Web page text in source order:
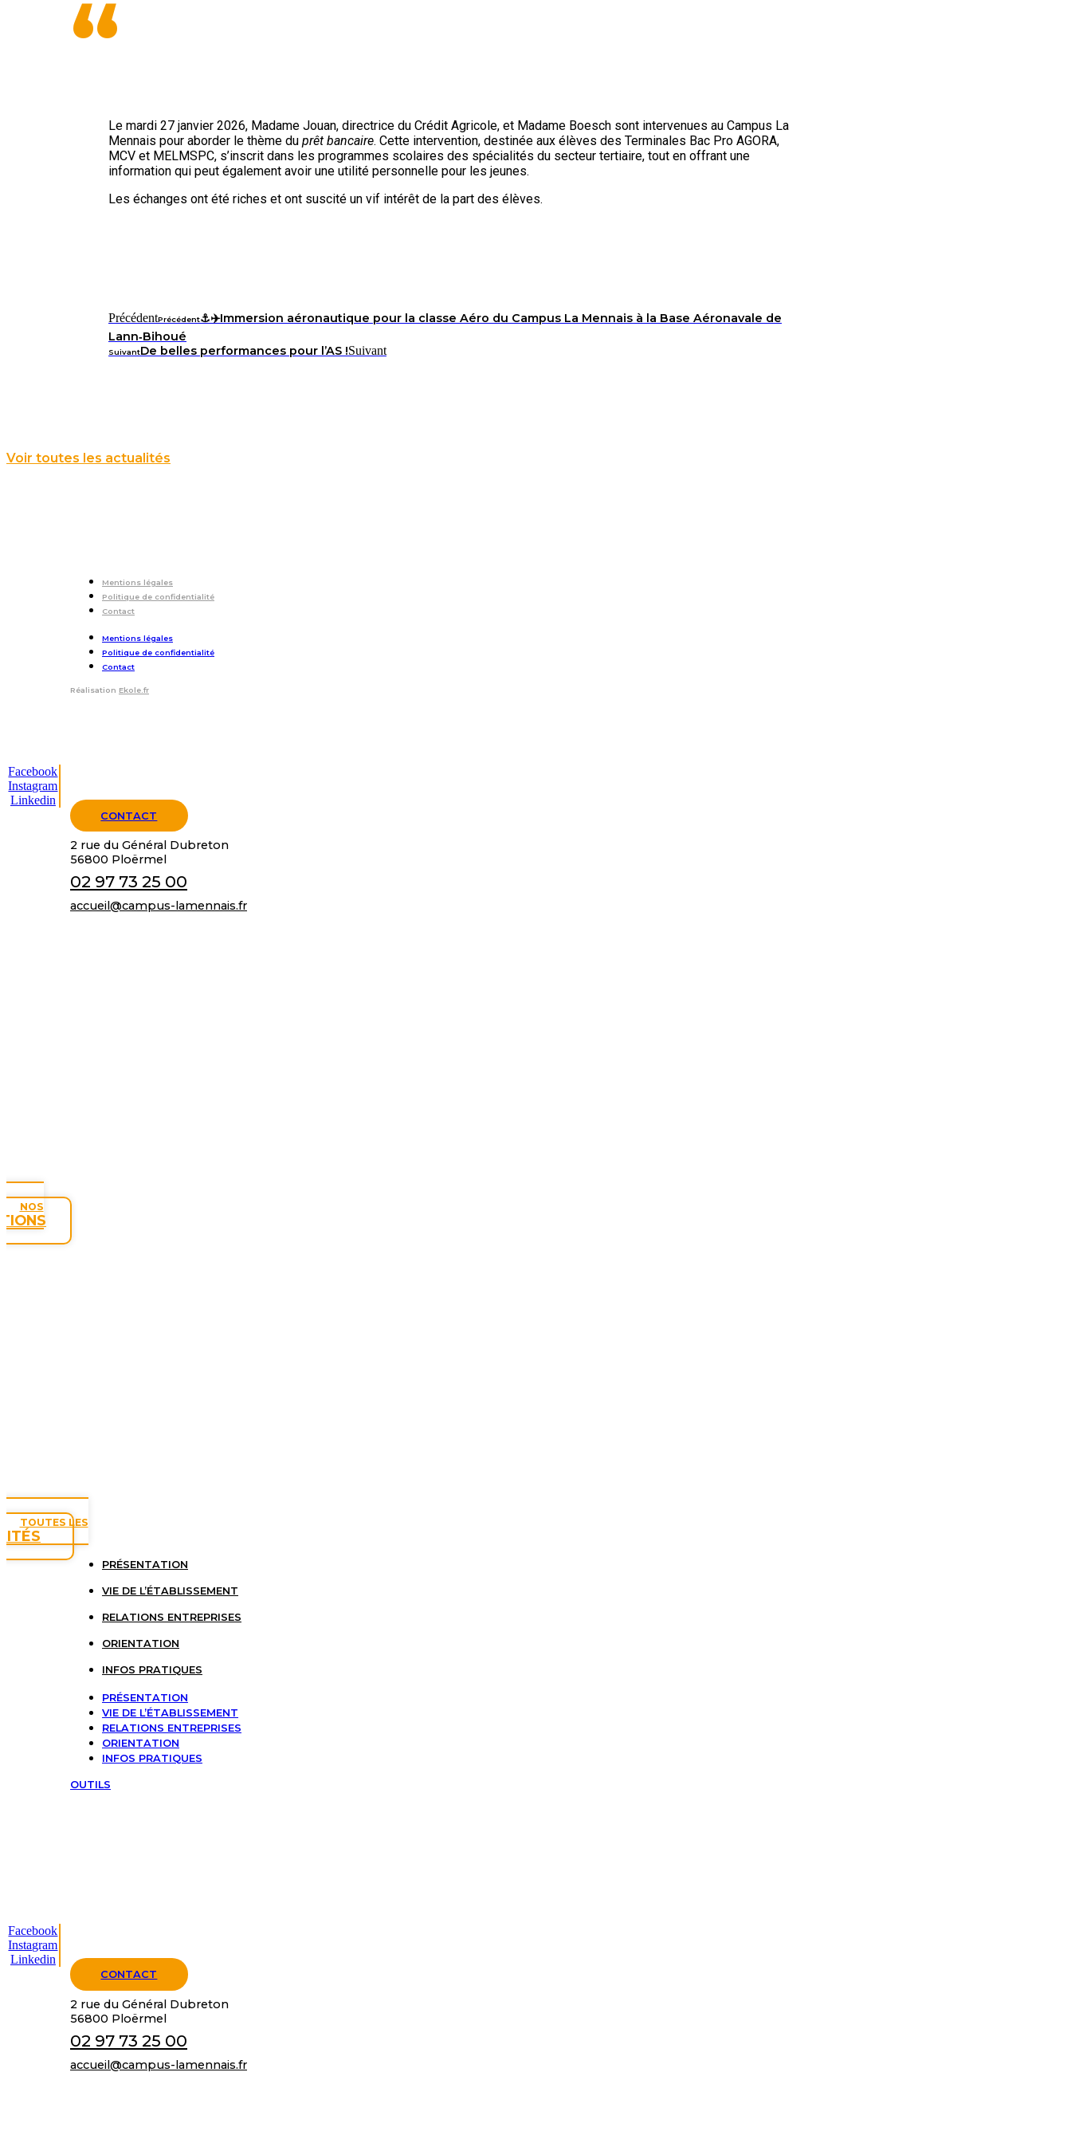
“
Le mardi 27 janvier 2026, Madame Jouan, directrice du Crédit Agricole, et Madame Boesch sont intervenues au Campus La
Mennais pour aborder le thème du prêt bancaire. Cette intervention, destinée aux élèves des Terminales Bac Pro AGORA,
MCV et MELMSPC, s’inscrit dans les programmes scolaires des spécialités du secteur tertiaire, tout en offrant une
information qui peut également avoir une utilité personnelle pour les jeunes.
Les échanges ont été riches et ont suscité un vif intérêt de la part des élèves.
PrécédentPrécédent⚓️✈️Immersion aéronautique pour la classe Aéro du Campus La Mennais à la Base Aéronavale de
Lann‑Bihoué
SuivantDe belles performances pour l’AS !Suivant
Voir toutes les actualités
Mentions légales
Politique de confidentialité
Contact
Mentions légales
Politique de confidentialité
Contact
Réalisation Ekole.fr
Facebook
Instagram
Linkedin
CONTACT
2 rue du Général Dubreton
56800 Ploërmel
02 97 73 25 00
accueil@campus-lamennais.fr
NOS
TOUTES LES
PRÉSENTATION
VIE DE L’ÉTABLISSEMENT
RELATIONS ENTREPRISES
ORIENTATION
INFOS PRATIQUES
PRÉSENTATION
VIE DE L’ÉTABLISSEMENT
RELATIONS ENTREPRISES
ORIENTATION
INFOS PRATIQUES
OUTILS
Facebook
Instagram
Linkedin
CONTACT
2 rue du Général Dubreton
56800 Ploërmel
02 97 73 25 00
accueil@campus-lamennais.fr